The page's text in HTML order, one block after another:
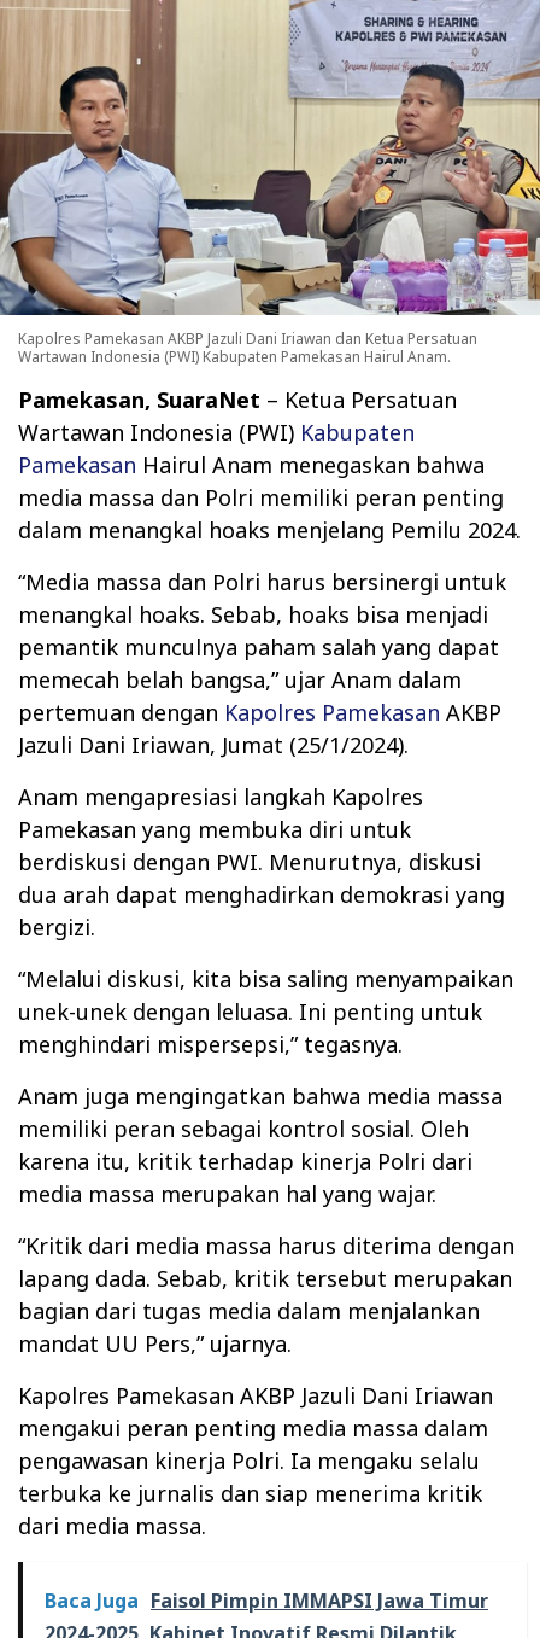
Kapolres Pamekasan AKBP Jazuli Dani Iriawan dan Ketua Persatuan
Wartawan Indonesia (PWI) Kabupaten Pamekasan Hairul Anam.
Pamekasan, SuaraNet – Ketua Persatuan
Wartawan Indonesia (PWI) Kabupaten
Pamekasan Hairul Anam menegaskan bahwa
media massa dan Polri memiliki peran penting
dalam menangkal hoaks menjelang Pemilu 2024.
“Media massa dan Polri harus bersinergi untuk
menangkal hoaks. Sebab, hoaks bisa menjadi
pemantik munculnya paham salah yang dapat
memecah belah bangsa,” ujar Anam dalam
pertemuan dengan Kapolres Pamekasan AKBP
Jazuli Dani Iriawan, Jumat (25/1/2024).
Anam mengapresiasi langkah Kapolres
Pamekasan yang membuka diri untuk
berdiskusi dengan PWI. Menurutnya, diskusi
dua arah dapat menghadirkan demokrasi yang
bergizi.
“Melalui diskusi, kita bisa saling menyampaikan
unek-unek dengan leluasa. Ini penting untuk
menghindari mispersepsi,” tegasnya.
Anam juga mengingatkan bahwa media massa
memiliki peran sebagai kontrol sosial. Oleh
karena itu, kritik terhadap kinerja Polri dari
media massa merupakan hal yang wajar.
“Kritik dari media massa harus diterima dengan
lapang dada. Sebab, kritik tersebut merupakan
bagian dari tugas media dalam menjalankan
mandat UU Pers,” ujarnya.
Kapolres Pamekasan AKBP Jazuli Dani Iriawan
mengakui peran penting media massa dalam
pengawasan kinerja Polri. Ia mengaku selalu
terbuka ke jurnalis dan siap menerima kritik
dari media massa.
Baca Juga Faisol Pimpin IMMAPSI Jawa Timur